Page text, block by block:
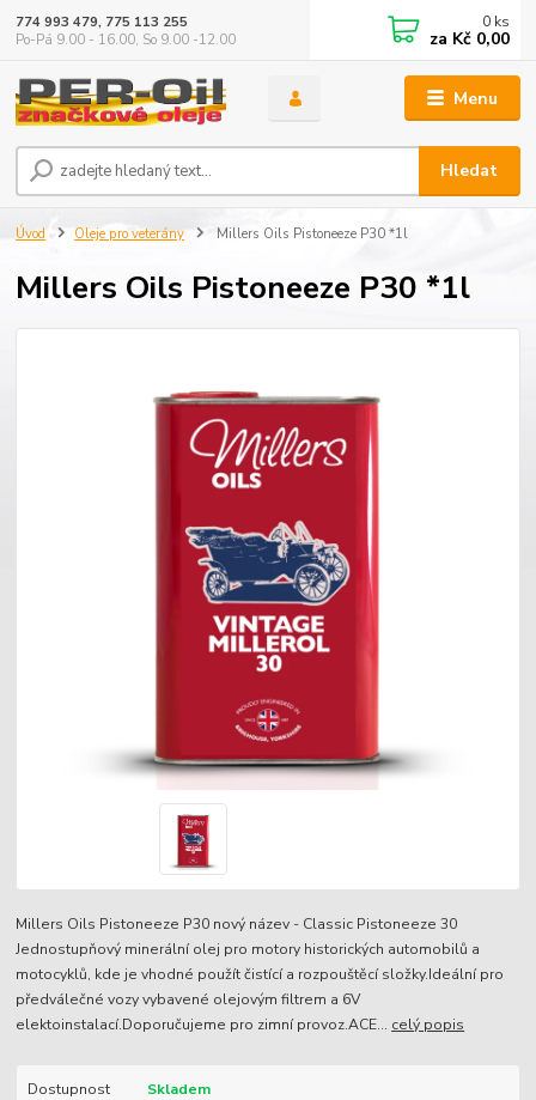
Menu
Hledat
774 993 479, 775 113 255
Po-Pá 9.00 - 16.00, So 9.00 -12.00
0 ks
za Kč 0,00
Úvod Oleje pro veterány Millers Oils Pistoneeze P30 *1l
Millers Oils Pistoneeze P30 *1l
Millers Oils Pistoneeze P30 nový název - Classic Pistoneeze 30
Jednostupňový minerální olej pro motory historických automobilů a
motocyklů, kde je vhodné použít čistící a rozpouštěcí složky.Ideální pro
předválečné vozy vybavené olejovým filtrem a 6V
elektoinstalací.Doporučujeme pro zimní provoz.ACE... celý popis
Dostupnost
Skladem